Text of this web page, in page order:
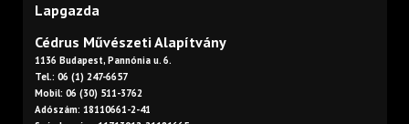
Lapgazda
Cédrus Művészeti Alapítvány
1136 Budapest, Pannónia u. 6.
Tel.: 06 (1) 247-6657
Mobil: 06 (30) 511-3762
Adószám: 18110661-2-41